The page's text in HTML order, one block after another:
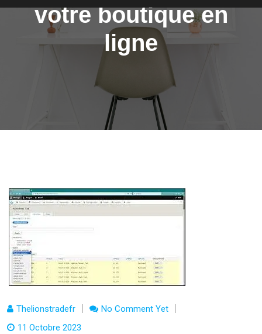
votre boutique en
ligne
Thelionstradefr
No Comment Yet
11 Octobre 2023